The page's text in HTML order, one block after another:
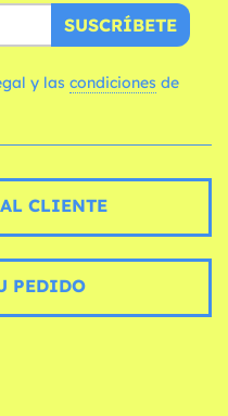
SUSCRÍBETE
y las condiciones
CLIENTE
PEDIDO